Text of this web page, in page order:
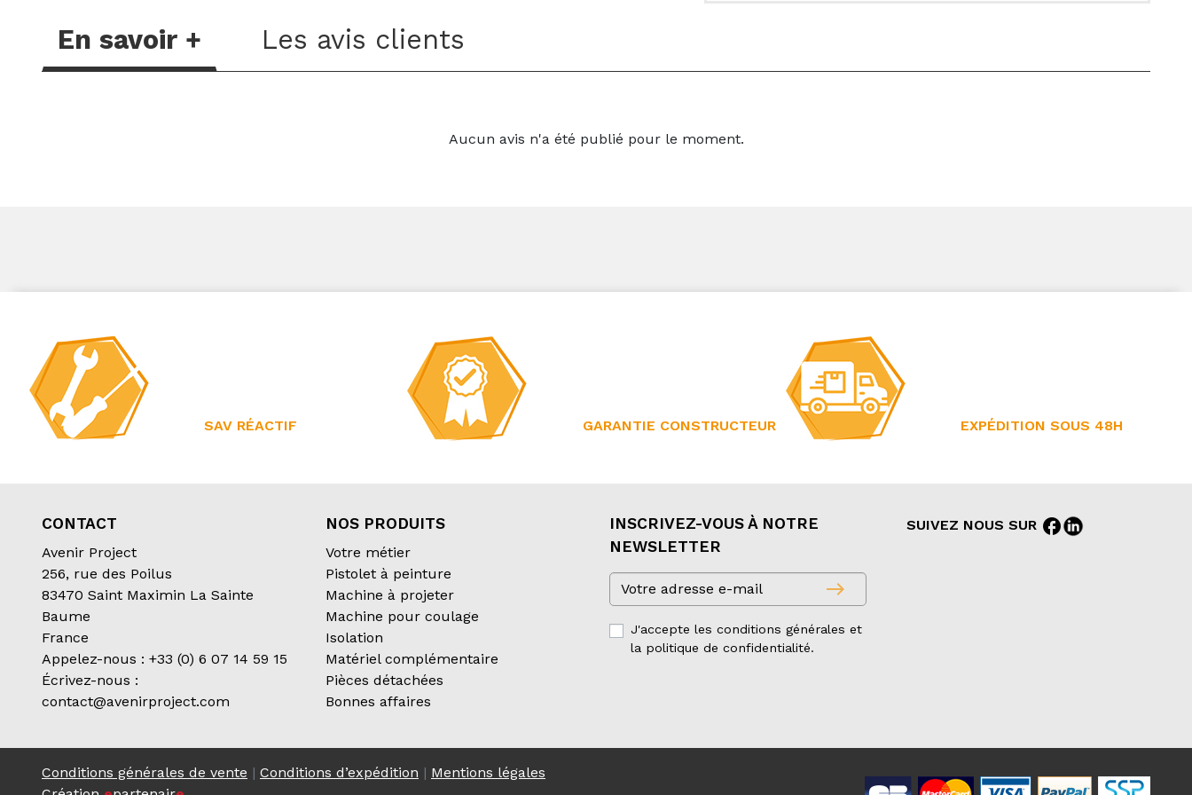
En savoir + Les avis clients
Aucun avis n'a été publié pour le moment.
SAV RÉACTIF GARANTIE CONSTRUCTEUR EXPÉDITION SOUS 48H
CONTACT
Avenir Project
256, rue des Poilus
83470 Saint Maximin La Sainte
Baume
France
Appelez-nous : +33 (0) 6 07 14 59 15
Écrivez-nous :
contact@avenirproject.com
NOS PRODUITS
Votre métier
Pistolet à peinture
Machine à projeter
Machine pour coulage
Isolation
Matériel complémentaire
Pièces détachées
Bonnes affaires
INSCRIVEZ-VOUS À NOTRE
NEWSLETTER
east
J'accepte les conditions générales et
la politique de confidentialité.
SUIVEZ NOUS SUR facebook
Conditions générales de vente | Conditions d’expédition | Mentions légales